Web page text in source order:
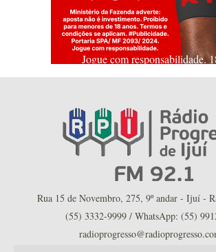
Jogue com responsabilidade.
Rua 15 de Novembro, 275, 9º andar - Ijuí -
(55) 3332-9999 / WhatsApp: (55)